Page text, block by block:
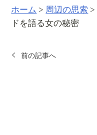
ホーム > 周辺の思索 >
ドを語る女の秘密
前の記事へ